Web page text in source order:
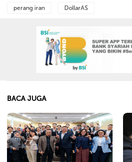
perang iran DollarAS
BACA JUGA